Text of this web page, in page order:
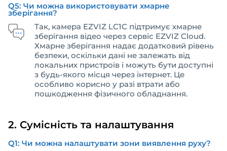
Q5: Чи можна використовувати хмарне
зберігання?
Так, камера EZVIZ LC1C підтримує хмарне
зберігання відео через сервіс EZVIZ Cloud.
Хмарне зберігання надає додатковий рівень
безпеки, оскільки дані не залежать від
локальних пристроїв і можуть бути доступні
з будь-якого місця через інтернет. Це
особливо корисно у разі втрати або
пошкодження фізичного обладнання.
2. Сумісність та налаштування
Q1: Чи можна налаштувати зони виявлення руху?